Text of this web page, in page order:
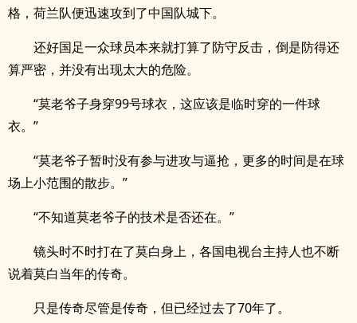
格，荷兰队便迅速攻到了中国队城下。
还好国足一众球员本来就打算了防守反击，倒是防得还
算严密，并没有出现太大的危险。
“莫老爷子身穿99号球衣，这应该是临时穿的一件球
衣。”
“莫老爷子暂时没有参与进攻与逼抢，更多的时间是在球
场上小范围的散步。”
“不知道莫老爷子的技术是否还在。”
镜头时不时打在了莫白身上，各国电视台主持人也不断
说着莫白当年的传奇。
只是传奇尽管是传奇，但已经过去了70年了。